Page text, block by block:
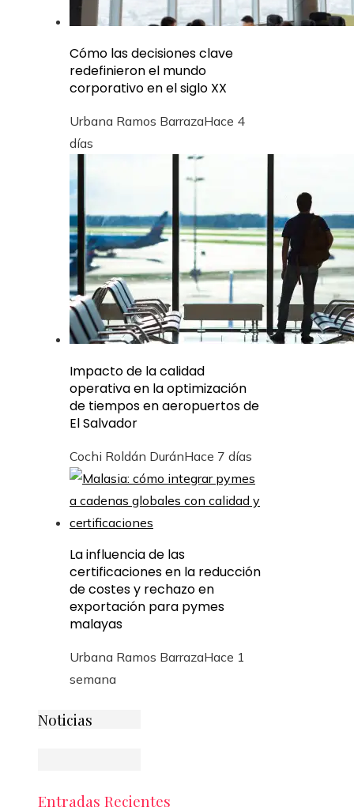
Cómo las decisiones clave
redefinieron el mundo
corporativo en el siglo XX
Urbana Ramos BarrazaHace 4
días
Impacto de la calidad
operativa en la optimización
de tiempos en aeropuertos de
El Salvador
Cochi Roldán DuránHace 7 días
La influencia de las
certificaciones en la reducción
de costes y rechazo en
exportación para pymes
malayas
Urbana Ramos BarrazaHace 1
semana
Noticias
Entradas Recientes